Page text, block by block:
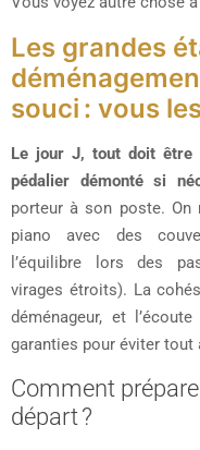
Les grandes
souci : vous
Le jour J, tout doit être
pédalier démonté si
porteur à son poste. On
piano avec des
l’équilibre lors des
virages étroits). La
déménageur, et
garanties pour éviter tout
Comment
départ ?